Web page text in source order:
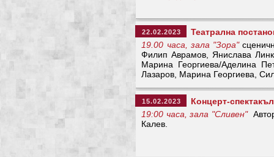
22.02.2023
Театрална
19.00 часа, зала "Зора"
Филип Аврамов, Янислава
Марина Георгиева/Аделина
Лазаров, Марина Георгиева,
15.02.2023
Концерт-
19:00 часа, зала "Сливен"
Калев.